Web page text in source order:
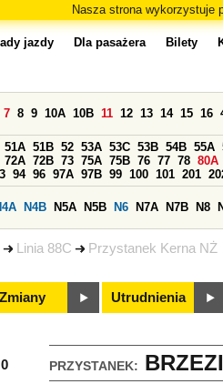
Nasza strona wykorzystuje
Linia 88C Przystanek Kerna NŻ
jazdy Dla pasażera Bilety
7 8 9 10A 10B 11 12 13 14 15 16
51A 51B 52 53A 53C 53B 54B 55A
72A 72B 73 75A 75B 76 77 78 80A
94 96 97A 97B 99 100 101 201
N4B N5A N5B N6 N7A N7B N8
Zmiany Utrudnienia
PRZYSTANEK: